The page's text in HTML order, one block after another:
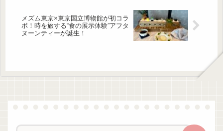
メズム東京×東京国立博物館が初コラ
ボ！時を旅する“食の展示体験”アフタ
ヌーンティーが誕生！